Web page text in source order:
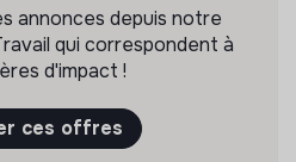
annonces depuis notre
qui correspondent à
d'impact !
ces offres